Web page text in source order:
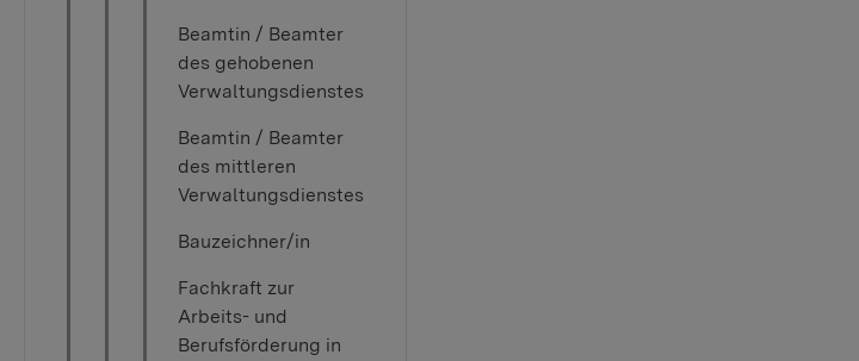
Beamtin / Beamter
des gehobenen
Verwaltungsdienstes
Beamtin / Beamter
des mittleren
Verwaltungsdienstes
Bauzeichner/in
Fachkraft zur
Arbeits- und
Berufsförderung in